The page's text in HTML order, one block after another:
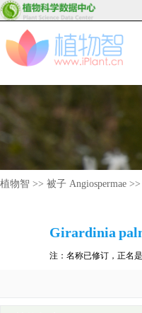
植物智 >> 被子 Angiospermae >>
Girardinia
注：名称已修订，正名是